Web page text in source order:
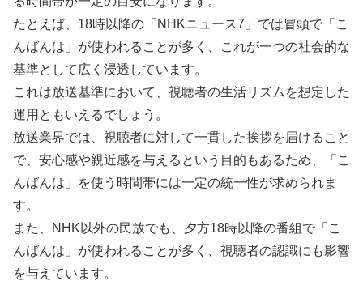
たとえば、18時以降の「NHKニュース7」では冒頭で「こ
んばんは」が使われることが多く、これが一つの社会的な
基準として広く浸透しています。
これは放送基準において、視聴者の生活リズムを想定した
運用ともいえるでしょう。
放送業界では、視聴者に対して一貫した挨拶を届けること
で、安心感や親近感を与えるという目的もあるため、「こ
んばんは」を使う時間帯には一定の統一性が求められま
す。
また、NHK以外の民放でも、夕方18時以降の番組で「こ
んばんは」が使われることが多く、視聴者の認識にも影響
を与えています。